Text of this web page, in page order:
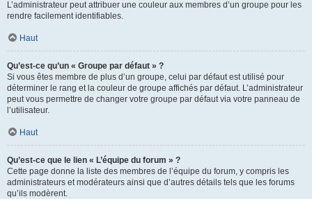
L’administrateur peut attribuer une couleur aux membres d’un groupe pour les
rendre facilement identifiables.
Haut
Qu’est-ce qu’un « Groupe par défaut » ?
Si vous êtes membre de plus d’un groupe, celui par défaut est utilisé pour
déterminer le rang et la couleur de groupe affichés par défaut. L’administrateur
peut vous permettre de changer votre groupe par défaut via votre panneau de
l’utilisateur.
Haut
Qu’est-ce que le lien « L’équipe du forum » ?
Cette page donne la liste des membres de l’équipe du forum, y compris les
administrateurs et modérateurs ainsi que d’autres détails tels que les forums
qu’ils modèrent.